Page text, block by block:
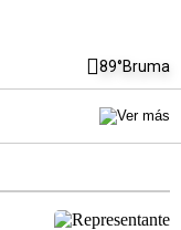
89°Bruma